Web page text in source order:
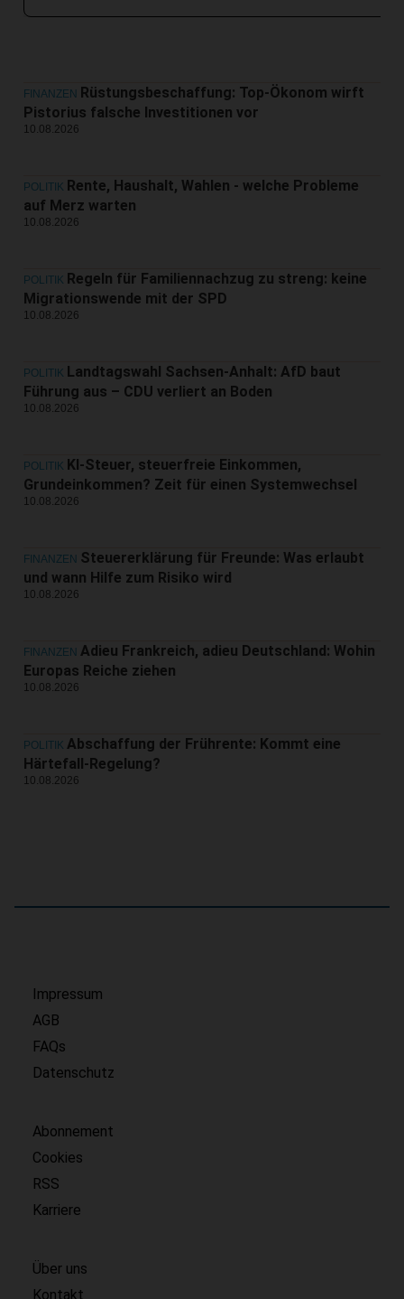
FINANZEN Rüstungsbeschaffung: Top-Ökonom wirft
Pistorius falsche Investitionen vor
10.08.2026
POLITIK Rente, Haushalt, Wahlen - welche Probleme
auf Merz warten
10.08.2026
POLITIK Regeln für Familiennachzug zu streng: keine
Migrationswende mit der SPD
10.08.2026
POLITIK Landtagswahl Sachsen-Anhalt: AfD baut
Führung aus – CDU verliert an Boden
10.08.2026
POLITIK KI-Steuer, steuerfreie Einkommen,
Grundeinkommen? Zeit für einen Systemwechsel
10.08.2026
FINANZEN Steuererklärung für Freunde: Was erlaubt
und wann Hilfe zum Risiko wird
10.08.2026
FINANZEN Adieu Frankreich, adieu Deutschland: Wohin
Europas Reiche ziehen
10.08.2026
POLITIK Abschaffung der Frührente: Kommt eine
Härtefall-Regelung?
10.08.2026
Impressum
AGB
FAQs
Datenschutz
Abonnement
Cookies
RSS
Karriere
Über uns
Kontakt